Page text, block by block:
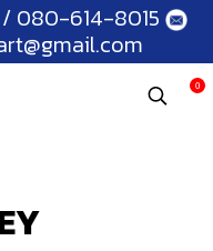
/ 080-614-8015
0